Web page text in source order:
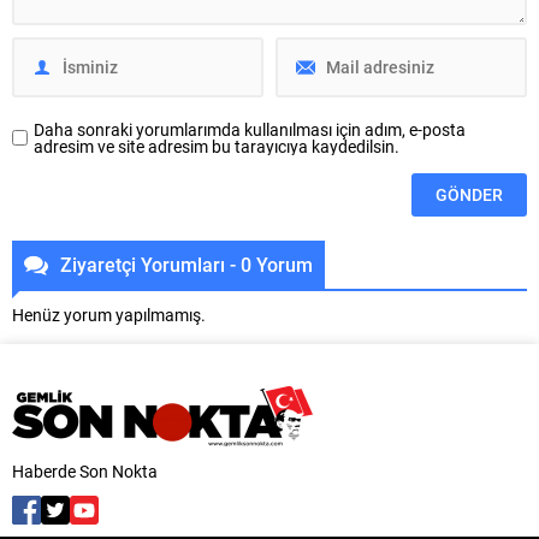
ortaokul ve lise öğrencilerine
verilecek ‘Kırtasiye...
dönüşüm hamlesi yürütüyor.
BUSKİ ekipleri, Ürünlü...
Daha sonraki yorumlarımda kullanılması için adım, e-posta
adresim ve site adresim bu tarayıcıya kaydedilsin.
Ziyaretçi Yorumları - 0 Yorum
Henüz yorum yapılmamış.
Haberde Son Nokta